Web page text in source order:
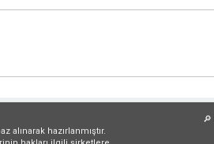
🔎
hazırlanmıştır.